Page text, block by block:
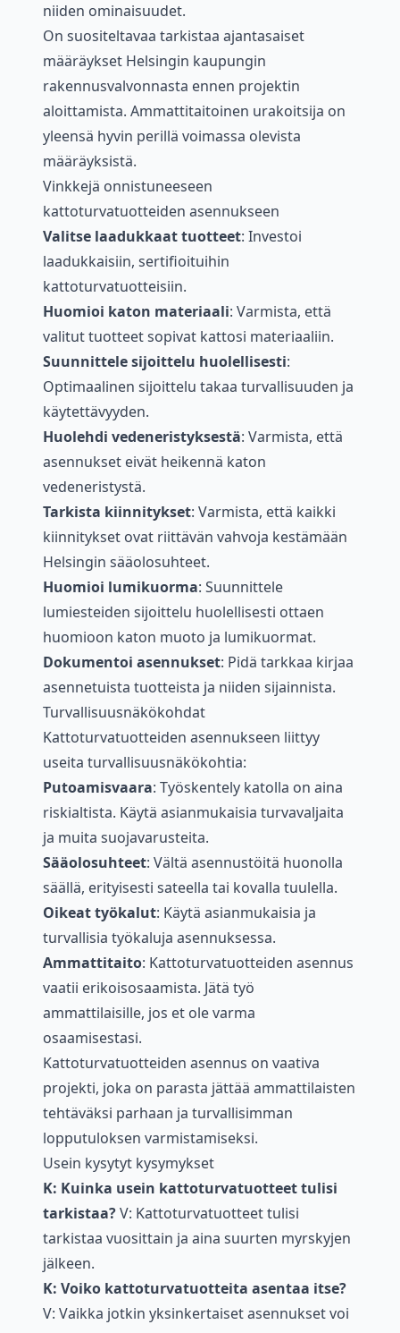
niiden ominaisuudet.
On suositeltavaa tarkistaa ajantasaiset
määräykset Helsingin kaupungin
rakennusvalvonnasta ennen projektin
aloittamista. Ammattitaitoinen urakoitsija on
yleensä hyvin perillä voimassa olevista
määräyksistä.
Vinkkejä onnistuneeseen
kattoturvatuotteiden asennukseen
Valitse laadukkaat tuotteet: Investoi
laadukkaisiin, sertifioituihin
kattoturvatuotteisiin.
Huomioi katon materiaali: Varmista, että
valitut tuotteet sopivat kattosi materiaaliin.
Suunnittele sijoittelu huolellisesti:
Optimaalinen sijoittelu takaa turvallisuuden ja
käytettävyyden.
Huolehdi vedeneristyksestä: Varmista, että
asennukset eivät heikennä katon
vedeneristystä.
Tarkista kiinnitykset: Varmista, että kaikki
kiinnitykset ovat riittävän vahvoja kestämään
Helsingin sääolosuhteet.
Huomioi lumikuorma: Suunnittele
lumiesteiden sijoittelu huolellisesti ottaen
huomioon katon muoto ja lumikuormat.
Dokumentoi asennukset: Pidä tarkkaa kirjaa
asennetuista tuotteista ja niiden sijainnista.
Turvallisuusnäkökohdat
Kattoturvatuotteiden asennukseen liittyy
useita turvallisuusnäkökohtia:
Putoamisvaara: Työskentely katolla on aina
riskialtista. Käytä asianmukaisia turvavaljaita
ja muita suojavarusteita.
Sääolosuhteet: Vältä asennustöitä huonolla
säällä, erityisesti sateella tai kovalla tuulella.
Oikeat työkalut: Käytä asianmukaisia ja
turvallisia työkaluja asennuksessa.
Ammattitaito: Kattoturvatuotteiden asennus
vaatii erikoisosaamista. Jätä työ
ammattilaisille, jos et ole varma
osaamisestasi.
Kattoturvatuotteiden asennus on vaativa
projekti, joka on parasta jättää ammattilaisten
tehtäväksi parhaan ja turvallisimman
lopputuloksen varmistamiseksi.
Usein kysytyt kysymykset
K: Kuinka usein kattoturvatuotteet tulisi
tarkistaa?V: Kattoturvatuotteet tulisi
tarkistaa vuosittain ja aina suurten myrskyjen
jälkeen.
K: Voiko kattoturvatuotteita asentaa itse?
V: Vaikka jotkin yksinkertaiset asennukset voi